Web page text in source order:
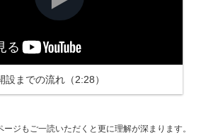
設までの流れ（2:28）
ジもご一読いただくと更に理解が深まります。